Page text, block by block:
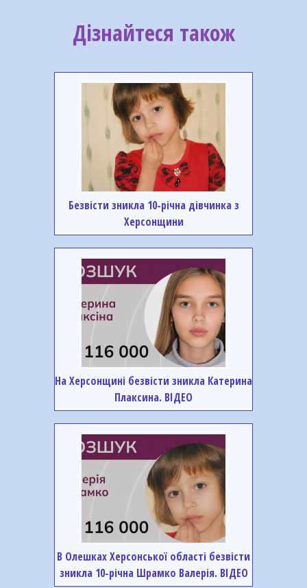
Дізнайтеся також
Безвісти зникла 10-річна дівчинка з
Херсонщини
На Херсонщині безвісти зникла Катерина
Плаксина. ВІДЕО
В Олешках Херсонської області безвісти
зникла 10-річна Шрамко Валерія. ВІДЕО